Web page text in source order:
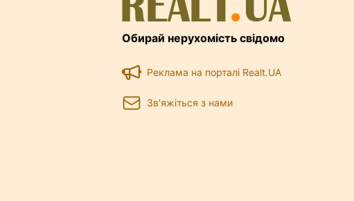
Обирай нерухомість свідомо
Реклама на порталі Realt.UA
Зв'яжіться з нами